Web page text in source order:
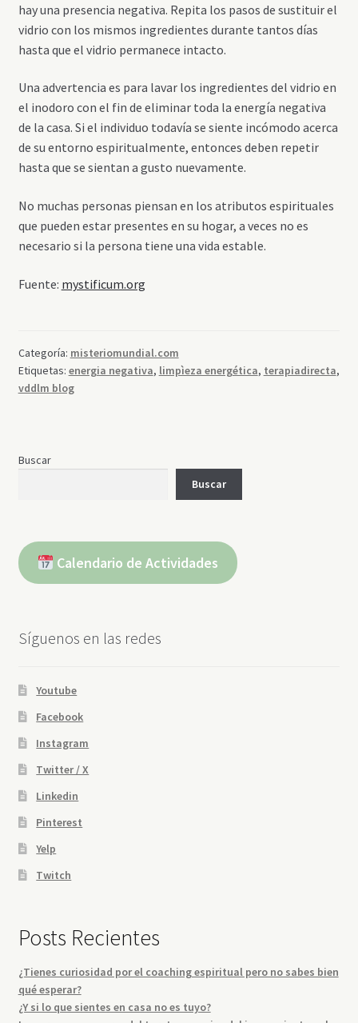
hay una presencia negativa. Repita los pasos de sustituir el
vidrio con los mismos ingredientes durante tantos días
hasta que el vidrio permanece intacto.
Una advertencia es para lavar los ingredientes del vidrio en
el inodoro con el fin de eliminar toda la energía negativa
de la casa. Si el individuo todavía se siente incómodo acerca
de su entorno espiritualmente, entonces deben repetir
hasta que se sientan a gusto nuevamente.
No muchas personas piensan en los atributos espirituales
que pueden estar presentes en su hogar, a veces no es
necesario si la persona tiene una vida estable.
Fuente: mystificum.org
Categoría: misteriomundial.com
Etiquetas: energia negativa, limpìeza energética, terapiadirecta,
vddlm blog
Buscar
Buscar
Calendario de Actividades
Síguenos en las redes
Youtube
Facebook
Instagram
Twitter / X
Linkedin
Pinterest
Yelp
Twitch
Posts Recientes
¿Tienes curiosidad por el coaching espiritual pero no sabes bien
qué esperar?
¿Y si lo que sientes en casa no es tuyo?